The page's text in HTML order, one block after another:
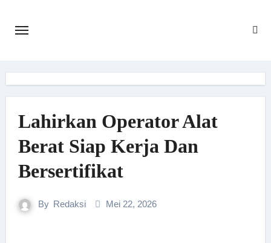
Lahirkan Operator Alat
Berat Siap Kerja Dan
Bersertifikat
By Redaksi Mei 22, 2026